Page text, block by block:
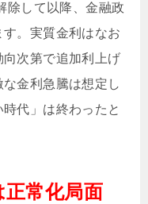
除して以降、金融政
。実質金利はなお
次第で追加利上げ
金利急騰は想定し
代」は終わったと
常化局面